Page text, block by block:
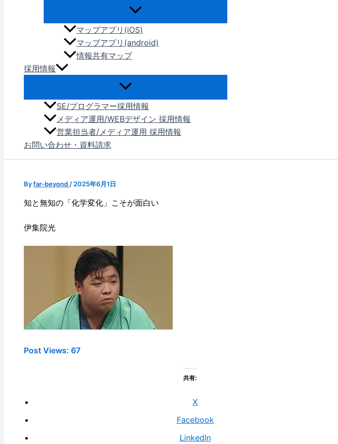
マップアプリ(iOS)
マップアプリ(android)
情報共有マップ
採用情報
SE/プログラマー採用情報
メディア運用/WEBデザイン 採用情報
営業担当者/メディア運用 採用情報
お問い合わせ・資料請求
Byfar-beyond / 2025年6月1日
知と無知の「化学変化」こそが面白い
伊集院光
Post Views: 67
共有:
X
Facebook
LinkedIn